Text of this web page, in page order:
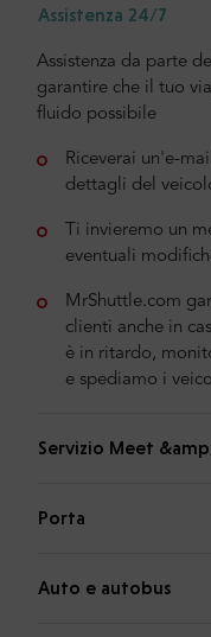
Assistenza 24/7
Assistenza da parte
garantire che il tuo
fluido possibile
Riceverai un'e-
dettagli del
Ti invieremo un
eventuali
MrShuttle.com
clienti anche in
è in ritardo,
e spediamo i
Servizio Meet
Porta
Auto e autobus